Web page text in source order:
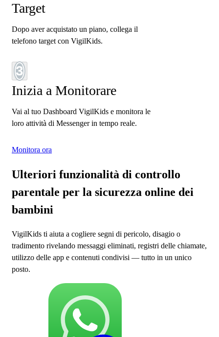
Target
Dopo aver acquistato un piano, collega il
telefono target con VigilKids.
3
Inizia a Monitorare
Vai al tuo Dashboard VigilKids e monitora le
loro attività di Messenger in tempo reale.
Monitora ora
Ulteriori funzionalità di controllo
parentale per la sicurezza online dei
bambini
VigilKids ti aiuta a cogliere segni di pericolo, disagio o
tradimento rivelando messaggi eliminati, registri delle chiamate,
utilizzo delle app e contenuti condivisi — tutto in un unico
posto.